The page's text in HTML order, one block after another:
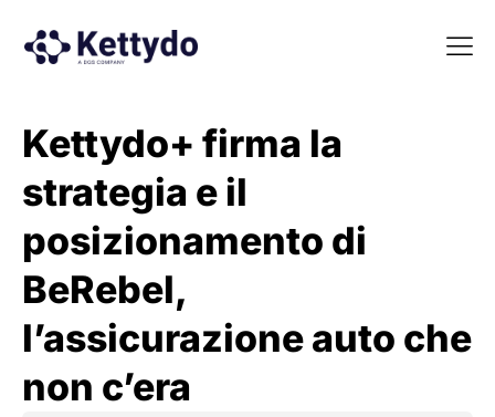
Kettydo+ firma la
strategia e il
posizionamento di
BeRebel,
l’assicurazione auto che
non c’era